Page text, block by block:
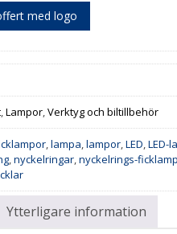
med logo
,Lampor,Verktyg och biltillbehör
,lampa,lampor,LED,LED-
,nyckelringar,nyckelrings-
Ytterligare information